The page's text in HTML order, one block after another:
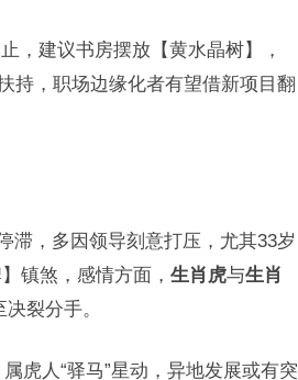
，建议书房摆放【黄水晶树】，
持，职场边缘化者有望借新项目翻
滞，多因领导刻意打压，尤其33岁
镇煞，感情方面， 生肖虎与生肖
裂分手。
虎人“驿马”星动，异地发展或有突